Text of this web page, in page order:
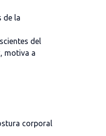
de la
del
motiva a
corporal